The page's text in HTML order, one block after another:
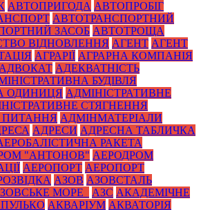
АВТОПРИГОДА АВТОПРОБІГ
АВТОТРАНСПОРТНИЙ
ЗАСОБ АВТОТРОЩА
ВІДНОВЛЕННЯ АГЕНТ АГЕНТ
АГРАРІЇ АГРАРНА КОМПАНІЯ
АДВОКАТ АДЕКВАТНІСТЬ
БУДІВЛЯ
ОДИНИЦЯ АДМІНІСТРАТИВНЕ
СТЯГНЕННЯ
ПИТАННЯ АДМІНМАТЕРІАЛИ
АДРЕСИ АДРЕСНА ТАБЛИЧКА
РАКЕТА
"АНТОНОВ" АЕРОДРОМ
АЕРОПОРТ АЕРОПОРТ
АЗОВ АЗОВСТАЛЬ
МОРЕ_ АЗС АКАДЕМІЧНЕ
АКВАРІУМ АКВАТОРІЯ